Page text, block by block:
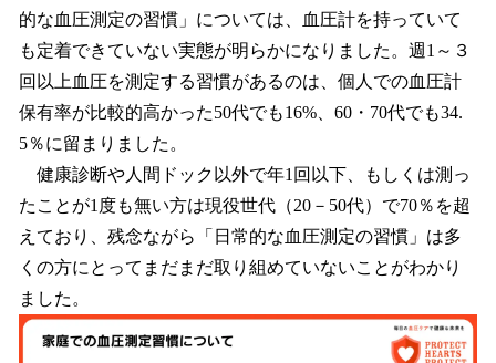
的な血圧測定の習慣」については、血圧計を持っていて
も定着できていない実態が明らかになりました。週1～３
回以上血圧を測定する習慣があるのは、個人での血圧計
保有率が比較的高かった50代でも16%、60・70代でも34.
5％に留まりました。
健康診断や人間ドック以外で年1回以下、もしくは測っ
たことが1度も無い方は現役世代（20－50代）で70％を超
えており、残念ながら「日常的な血圧測定の習慣」は多
くの方にとってまだまだ取り組めていないことがわかり
ました。